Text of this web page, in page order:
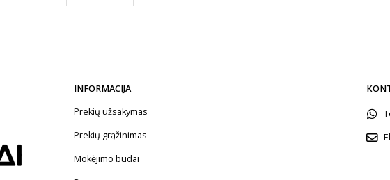
INFORMACIJA
Prekių užsakymas
Prekių grąžinimas
Mokėjimo būdai